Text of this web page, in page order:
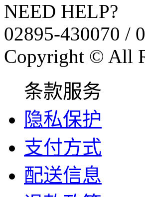
NEED HELP?
02895-430070 /
Copyright © All
条款服务
隐私保护
支付方式
配送信息